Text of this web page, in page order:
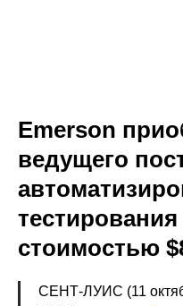
Emerson
ведущего
стоимостью
СЕНТ-ЛУИС (11